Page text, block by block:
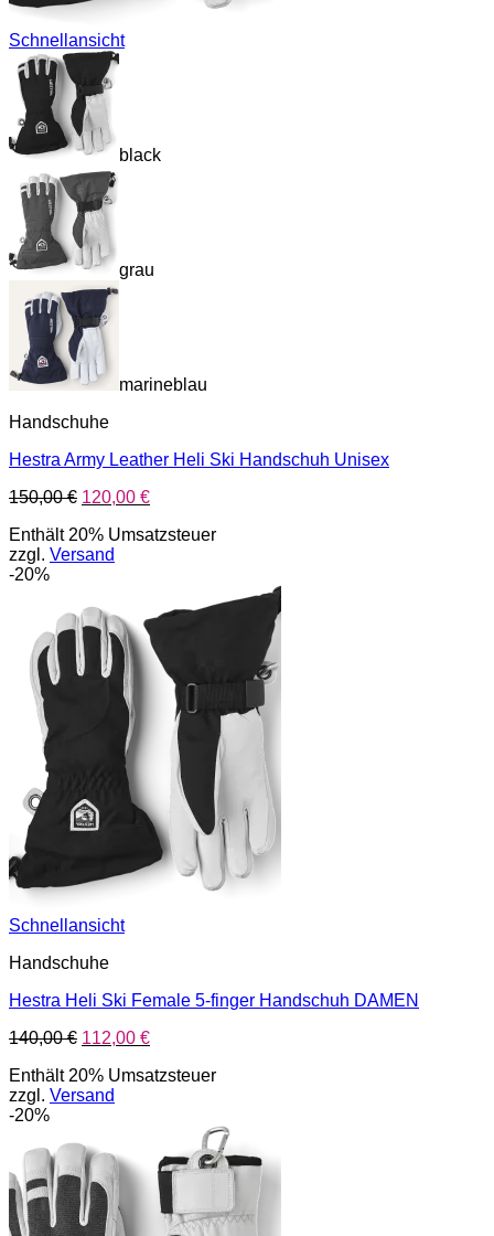
Schnellansicht
black
grau
marineblau
Handschuhe
Hestra Army Leather Heli Ski Handschuh Unisex
150,00€ Ursprünglicher
war:
150,00 €
120,00 €Aktueller
ist:
Enthält 20% Umsatzsteuer
zzgl. Versand
-20%
Schnellansicht
Handschuhe
Hestra Heli Ski Female 5-finger Handschuh DAMEN
140,00€ Ursprünglicher
war:
140,00 €
112,00 €Aktueller
ist:
Enthält 20% Umsatzsteuer
zzgl. Versand
-20%